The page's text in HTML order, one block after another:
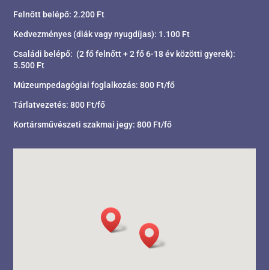
Felnőtt belépő: 2.200 Ft
Kedvezményes (diák vagy nyugdíjas): 1.100 Ft
Családi belépő: (2 fő felnőtt + 2 fő 6-18 év közötti gyerek):
5.500 Ft
Múzeumpedagógiai foglalkozás: 800 Ft/fő
Tárlatvezetés: 800 Ft/fő
Kortársművészeti szakmai jegy: 800 Ft/fő